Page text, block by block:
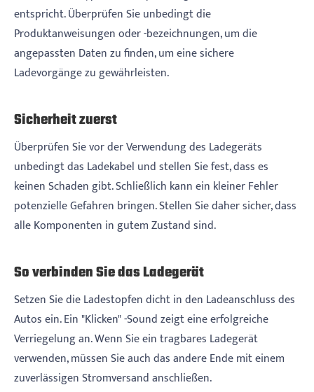
entspricht. Überprüfen Sie unbedingt die
Produktanweisungen oder -bezeichnungen, um die
angepassten Daten zu finden, um eine sichere
Ladevorgänge zu gewährleisten.
Sicherheit zuerst
Überprüfen Sie vor der Verwendung des Ladegeräts
unbedingt das Ladekabel und stellen Sie fest, dass es
keinen Schaden gibt. Schließlich kann ein kleiner Fehler
potenzielle Gefahren bringen. Stellen Sie daher sicher, dass
alle Komponenten in gutem Zustand sind.
So verbinden Sie das Ladegerät
Setzen Sie die Ladestopfen dicht in den Ladeanschluss des
Autos ein. Ein "Klicken" -Sound zeigt eine erfolgreiche
Verriegelung an. Wenn Sie ein tragbares Ladegerät
verwenden, müssen Sie auch das andere Ende mit einem
zuverlässigen Stromversand anschließen.